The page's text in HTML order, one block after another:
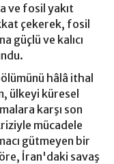
ve fosil yakıt
çekerek, fosil
güçlü ve kalıcı
hâlâ ithal
ülkeyi küresel
karşı son
mücadele
gütmeyen bir
İran'daki savaş